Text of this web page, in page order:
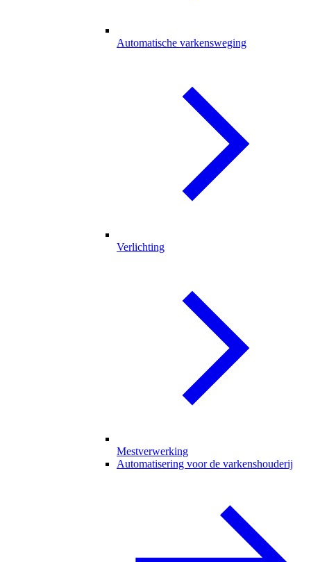
Automatische varkensweging
Verlichting
Mestverwerking
Automatisering voor de varkenshouderij